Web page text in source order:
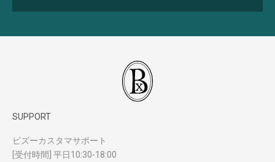
SUPPORT
ビズーカスタマサポート
[受付時間] 平日10:30-18:00